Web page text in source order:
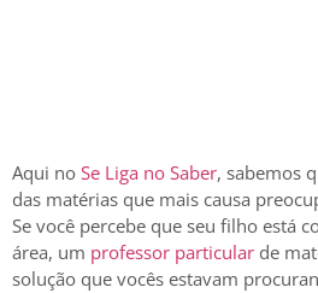
Aqui no Se Liga no Saber, sabemos
das matérias que mais causa
Se você percebe que seu filho está
área, um professor particular de
solução que vocês estavam